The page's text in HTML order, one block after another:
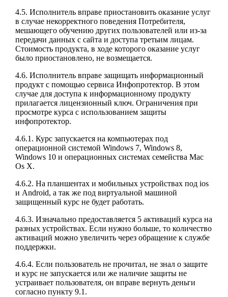
4.5. Исполнитель вправе приостановить оказание услуг
в случае некорректного поведения Потребителя,
мешающего обучению других пользователей или из-за
передачи данных с сайта и доступа третьим лицам.
Стоимость продукта, в ходе которого оказание услуг
было приостановлено, не возмещается.
4.6. Исполнитель вправе защищать информационный
продукт с помощью сервиса Инфопротектор. В этом
случае для доступа к информационному продукту
прилагается лицензионный ключ. Ограничения при
просмотре курса с использованием защиты
инфопротектор.
4.6.1. Курс запускается на компьютерах под
операционной системой Windows 7, Windows 8,
Windows 10 и операционных системах семейства Mac
Os X.
4.6.2. На планшентах и мобильных устройствах под ios
и Android, а так же под виртуальной машиной
защищенный курс не будет работать.
4.6.3. Изначально предоставляется 5 активаций курса на
разных устройствах. Если нужно больше, то количество
активаций можно увеличить через обращение к службе
поддержки.
4.6.4. Если пользователь не прочитал, не знал о защите
и курс не запускается или же наличие защиты не
устраивает пользователя, он вправе вернуть деньги
согласно пункту 9.1.